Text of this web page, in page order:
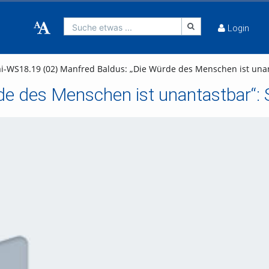
Suche etwas ... Login
WS18.19 (02) Manfred Baldus: „Die Würde des Menschen ist